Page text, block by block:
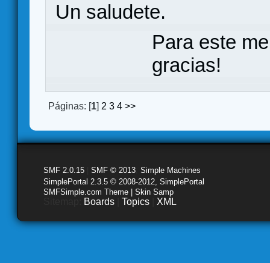
Un saludete.
Para este
gracias!
Páginas: [1] 2 3 4 >>
SMF 2.0.15 SMF © 2013 Simple Machines
SimplePortal 2.3.5 © 2008-2012, SimplePortal
SMFSimple.com Theme | Skin Samp
Boards Topics XML